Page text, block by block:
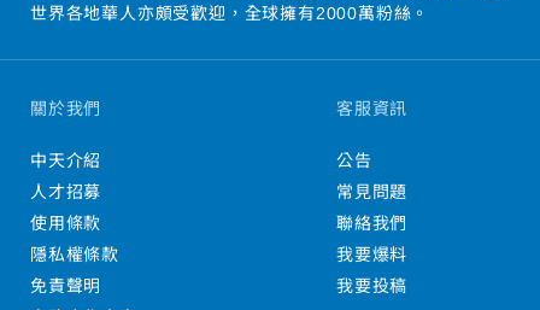
世界各地華人亦頗受歡迎，全球擁有2000萬粉絲。
關於我們
中天介紹
人才招募
使用條款
隱私權條款
免責聲明
客服資訊
公告
常見問題
聯絡我們
我要爆料
我要投稿